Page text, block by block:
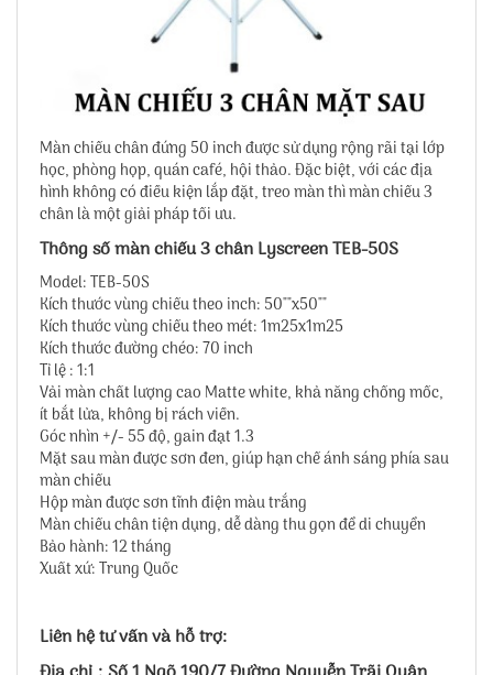
Màn chiếu chân đứng 50 inch được sử dụng rộng rãi tại lớp
học, phòng họp, quán café, hội thảo. Đặc biệt, với các địa
hình không có điều kiện lắp đặt, treo màn thì màn chiếu 3
chân là một giải pháp tối ưu.
Thông số màn chiếu 3 chân Lyscreen TEB-50S
Model: TEB-50S
Kích thước vùng chiếu theo inch: 50""x50""
Kích thước vùng chiếu theo mét: 1m25x1m25
Kích thước đường chéo: 70 inch
Tỉ lệ : 1:1
Vải màn chất lượng cao Matte white, khả năng chống mốc,
ít bắt lửa, không bị rách viền.
Góc nhìn +/- 55 độ, gain đạt 1.3
Mặt sau màn được sơn đen, giúp hạn chế ánh sáng phía sau
màn chiếu
Hộp màn được sơn tĩnh điện màu trắng
Màn chiếu chân tiện dụng, dễ dàng thu gọn để di chuyển
Bảo hành: 12 tháng
Xuất xứ: Trung Quốc
Liên hệ tư vấn và hỗ trợ: